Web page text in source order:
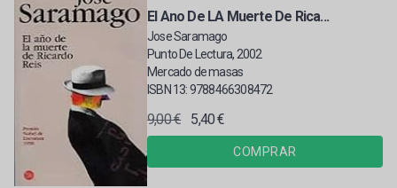
El Ano De LA Muerte De Rica...
Jose Saramago
Punto De Lectura, 2002
Mercado de masas
ISBN 13: 9788466308472
9,00 € 5,40 €
COMPRAR